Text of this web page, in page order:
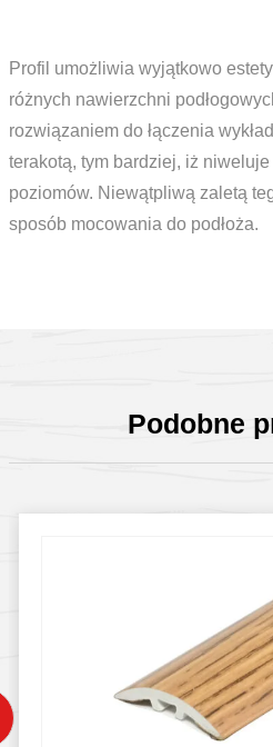
Profil umożliwia wyjątkowo
różnych nawierzchni
rozwiązaniem do łączenia
terakotą, tym bardziej, iż
poziomów. Niewątpliwą zaletą
sposób mocowania do podłoża.
Podobne